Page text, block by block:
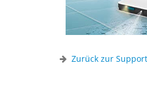
Zurück zur